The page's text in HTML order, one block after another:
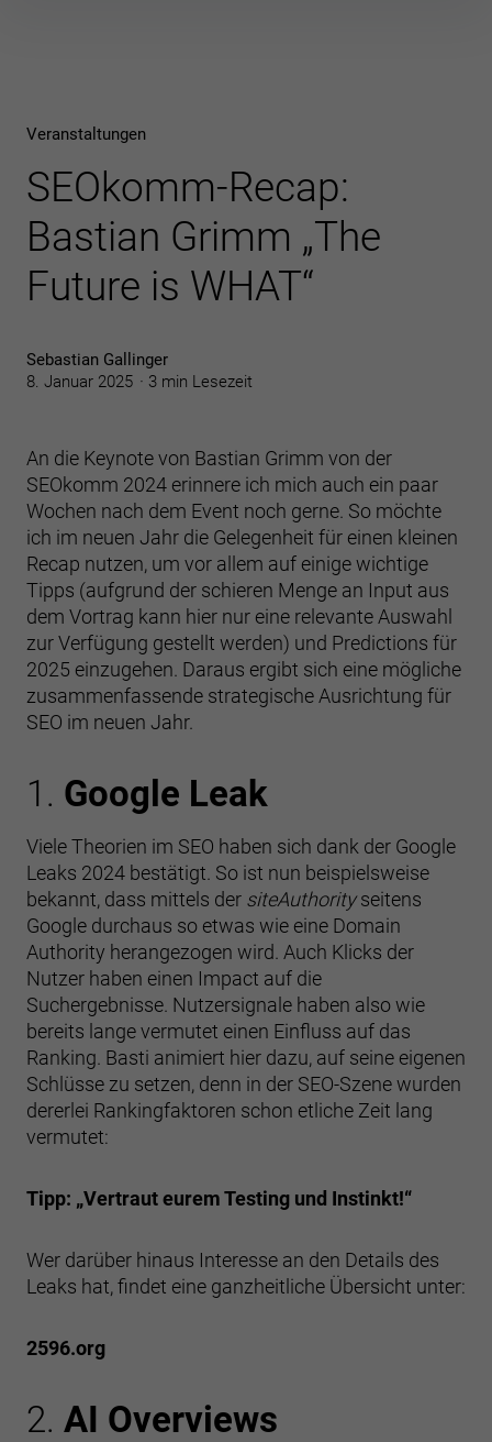
Veranstaltungen
SEOkomm-Recap:
Bastian Grimm „The
Future is WHAT“
Sebastian Gallinger
8. Januar 2025
3 min Lesezeit
An die Keynote von Bastian Grimm von der
SEOkomm 2024 erinnere ich mich auch ein paar
Wochen nach dem Event noch gerne. So möchte
ich im neuen Jahr die Gelegenheit für einen kleinen
Recap nutzen, um vor allem auf einige wichtige
Tipps (aufgrund der schieren Menge an Input aus
dem Vortrag kann hier nur eine relevante Auswahl
zur Verfügung gestellt werden) und Predictions für
2025 einzugehen. Daraus ergibt sich eine mögliche
zusammenfassende strategische Ausrichtung für
SEO im neuen Jahr.
1. Google Leak
Viele Theorien im SEO haben sich dank der Google
Leaks 2024 bestätigt. So ist nun beispielsweise
bekannt, dass mittels der siteAuthorityseitens
Google durchaus so etwas wie eine Domain
Authority herangezogen wird. Auch Klicks der
Nutzer haben einen Impact auf die
Suchergebnisse. Nutzersignale haben also wie
bereits lange vermutet einen Einfluss auf das
Ranking. Basti animiert hier dazu, auf seine eigenen
Schlüsse zu setzen, denn in der SEO-Szene wurden
dererlei Rankingfaktoren schon etliche Zeit lang
vermutet:
Tipp: „Vertraut eurem Testing und Instinkt!“
Wer darüber hinaus Interesse an den Details des
Leaks hat, findet eine ganzheitliche Übersicht unter:
2596.org
2. AI Overviews